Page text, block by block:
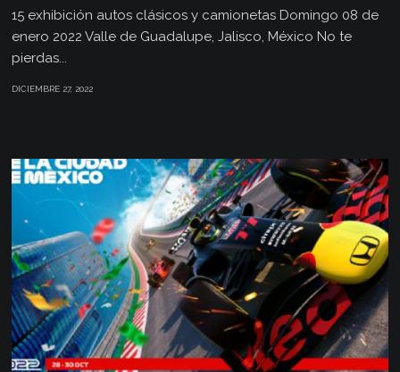
15 exhibición autos clásicos y camionetas Domingo 08 de
enero 2022 Valle de Guadalupe, Jalisco, México No te
pierdas...
DICIEMBRE 27, 2022